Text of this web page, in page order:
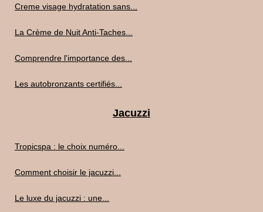
Creme visage hydratation sans...
La Crème de Nuit Anti-Taches...
Comprendre l'importance des...
Les autobronzants certifiés...
Jacuzzi
Tropicspa : le choix numéro...
Comment choisir le jacuzzi...
Le luxe du jacuzzi : une...